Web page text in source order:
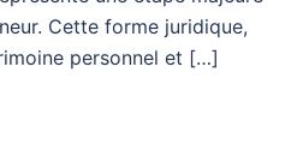
Cette forme juridique,
personnel et […]